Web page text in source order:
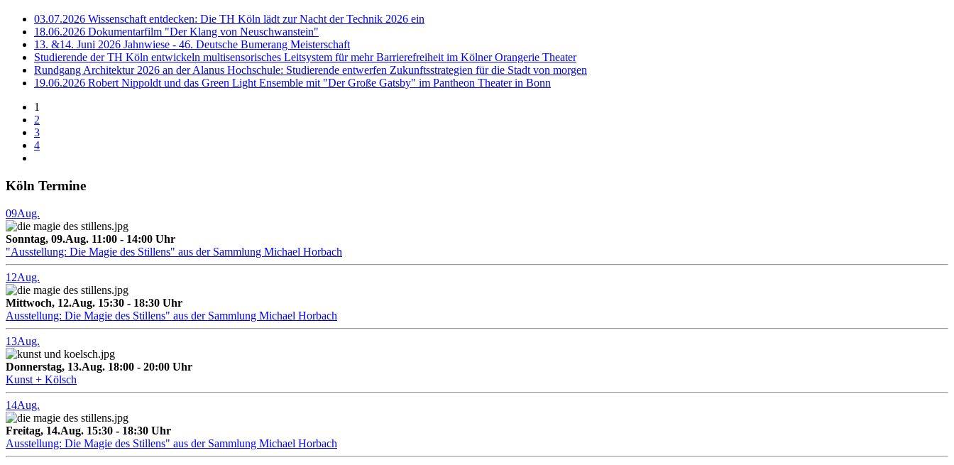
03.07.2026 Wissenschaft entdecken: Die TH Köln lädt zur Nacht der Technik 2026 ein
18.06.2026 Dokumentarfilm "Der Klang von Neuschwanstein"
13. &14. Juni 2026 Jahnwiese - 46. Deutsche Bumerang Meisterschaft
Studierende der TH Köln entwickeln multisensorisches Leitsystem für mehr Barrierefreiheit im Kölner Orangerie Theater
Rundgang Architektur 2026 an der Alanus Hochschule: Studierende entwerfen Zukunftsstrategien für die Stadt von morgen
19.06.2026 Robert Nippoldt und das Green Light Ensemble mit "Der Große Gatsby" im Pantheon Theater in Bonn
1
2
3
4
Köln Termine
09Aug.
Sonntag, 09.Aug. 11:00 - 14:00 Uhr
"Ausstellung: Die Magie des Stillens" aus der Sammlung Michael Horbach
12Aug.
Mittwoch, 12.Aug. 15:30 - 18:30 Uhr
Ausstellung: Die Magie des Stillens" aus der Sammlung Michael Horbach
13Aug.
Donnerstag, 13.Aug. 18:00 - 20:00 Uhr
Kunst + Kölsch
14Aug.
Freitag, 14.Aug. 15:30 - 18:30 Uhr
Ausstellung: Die Magie des Stillens" aus der Sammlung Michael Horbach